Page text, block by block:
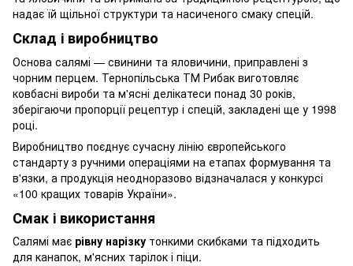
надає їй щільної структури та насиченого смаку спецій.
Склад і виробництво
Основа салямі — свинини та яловичини, приправлені з
чорним перцем. Тернопільська ТМ Рибак виготовляє
ковбасні вироби та м'ясні делікатеси понад 30 років,
зберігаючи пропорції рецептур і спецій, закладені ще у 1998
році.
Виробництво поєднує сучасну лінію європейського
стандарту з ручними операціями на етапах формування та
в'язки, а продукція неодноразово відзначалася у конкурсі
«100 кращих товарів України».
Смак і використання
Салямі має рівну нарізку тонкими скибками та підходить
для канапок, м'ясних тарілок і піци.